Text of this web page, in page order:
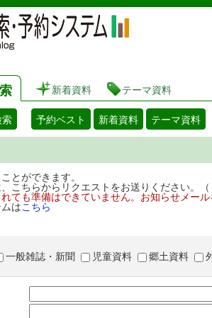
岡山県立図書
新着資料 テーマ資料
索 予約ベスト 新着資料 テーマ資料
とができます。
こちらからリクエストをお送りください。
ても準備はできていません。お知らせメール
はこちら
一般雑誌・新聞 児童資料 郷土資料